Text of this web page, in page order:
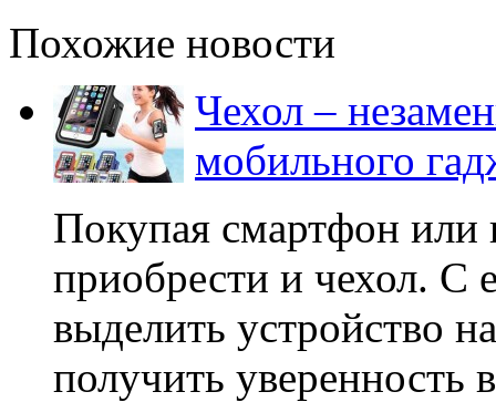
Похожие новости
Чехол –
мобильного
Покупая смартфон или
приобрести и чехол.
выделить устройство
получить уверенность